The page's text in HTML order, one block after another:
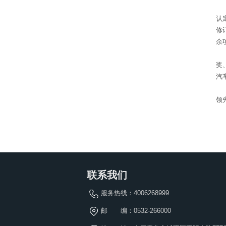
认
修
余
奖
汽
领
联系我们
服务热线： 4006268999
邮 编：0532-266000